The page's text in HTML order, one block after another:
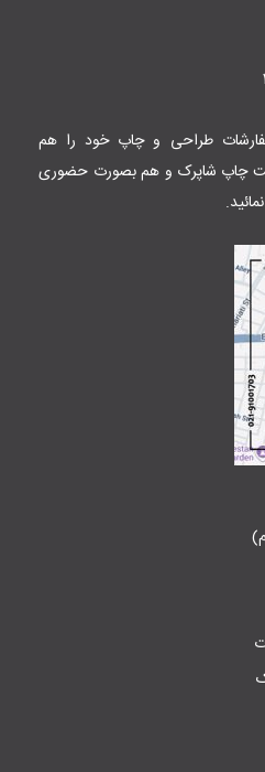
طراحی و چاپ خود را هم
چاپ شاپرک و هم بصورت حضوری